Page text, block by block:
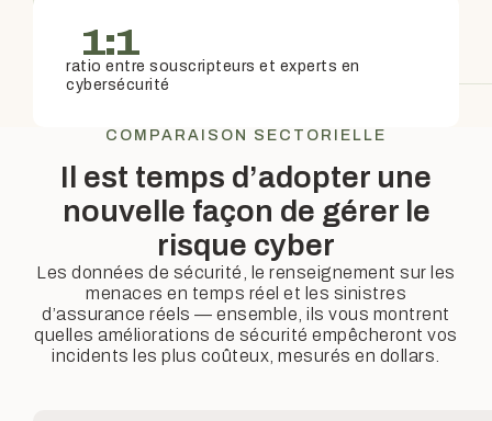
1:1
ratio entre souscripteurs et experts en
cybersécurité
COMPARAISON SECTORIELLE
Il est temps d’adopter une
nouvelle façon de gérer le
risque cyber
Les données de sécurité, le renseignement sur les
menaces en temps réel et les sinistres
d’assurance réels — ensemble, ils vous montrent
quelles améliorations de sécurité empêcheront vos
incidents les plus coûteux, mesurés en dollars.